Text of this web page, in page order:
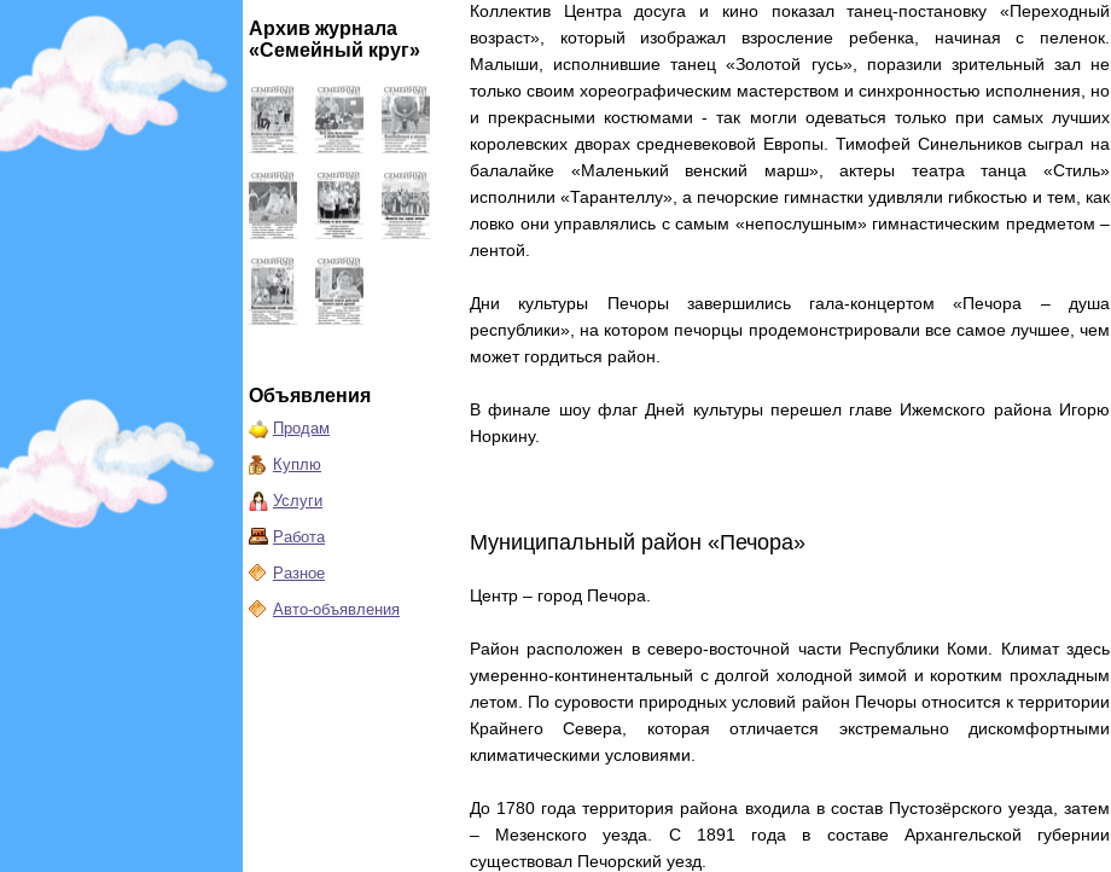
Архив журнала
«Семейный круг»
Объявления
Продам
Куплю
Услуги
Работа
Разное
Авто-объявления
Коллектив Центра досуга и кино показал танец-постановку «Переходный
возраст», который изображал взросление ребенка, начиная с пеленок.
Малыши, исполнившие танец «Золотой гусь», поразили зрительный зал не
только своим хореографическим мастерством и синхронностью исполнения, но
и прекрасными костюмами - так могли одеваться только при самых лучших
королевских дворах средневековой Европы. Тимофей Синельников сыграл на
балалайке «Маленький венский марш», актеры театра танца «Стиль»
исполнили «Тарантеллу», а печорские гимнастки удивляли гибкостью и тем, как
ловко они управлялись с самым «непослушным» гимнастическим предметом –
лентой.
Дни культуры Печоры завершились гала-концертом «Печора – душа
республики», на котором печорцы продемонстрировали все самое лучшее, чем
может гордиться район.
В финале шоу флаг Дней культуры перешел главе Ижемского района Игорю
Норкину.
Муниципальный район «Печора»
Центр – город Печора.
Район расположен в северо-восточной части Республики Коми. Климат здесь
умеренно-континентальный с долгой холодной зимой и коротким прохладным
летом. По суровости природных условий район Печоры относится к территории
Крайнего Севера, которая отличается экстремально дискомфортными
климатическими условиями.
До 1780 года территория района входила в состав Пустозёрского уезда, затем
– Мезенского уезда. С 1891 года в составе Архангельской губернии
существовал Печорский уезд.